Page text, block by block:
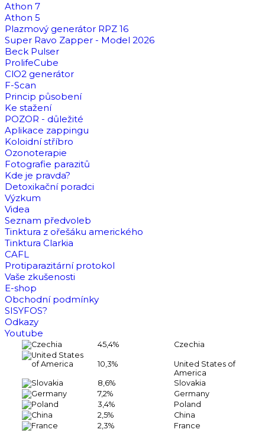
Athon 7
Athon 5
Plazmový generátor RPZ 16
Super Ravo Zapper - Model 2026
Beck Pulser
ProlifeCube
ClO2 generátor
F-Scan
Princip působení
Ke stažení
POZOR - důležité
Aplikace zappingu
Koloidní stříbro
Ozonoterapie
Fotografie parazitů
Kde je pravda?
Detoxikační poradci
Výzkum
Videa
Seznam předvoleb
Tinktura z ořešáku amerického
Tinktura Clarkia
CAFL
Protiparazitární protokol
Vaše zkušenosti
E-shop
Obchodní podmínky
SISYFOS?
Odkazy
Youtube
45,4% Czechia
10,3%
United States of
America
8,6%
Slovakia
7,2%
Germany
3,4%
Poland
2,5%
China
2,3%
France